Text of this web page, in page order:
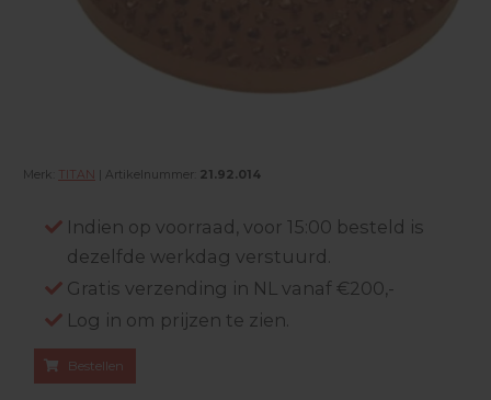
Merk: TITAN | Artikelnummer: 21.92.014
Indien op voorraad, voor 15:00 besteld is
dezelfde werkdag verstuurd.
Gratis verzending in NL vanaf €200,-
Log in om prijzen te zien.
Bestellen